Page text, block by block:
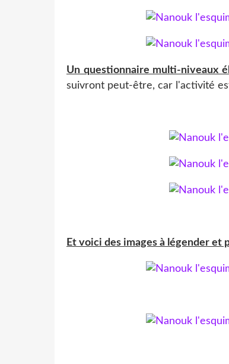
Un questionnaire multi-niveaux
suivront peut-être, car l'activité
Et voici des images à légender et